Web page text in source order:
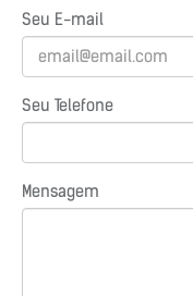
Seu E-mail
Seu Telefone
Mensagem